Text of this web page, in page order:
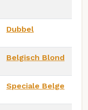
Dubbel
Belgisch Blond
Speciale Belge